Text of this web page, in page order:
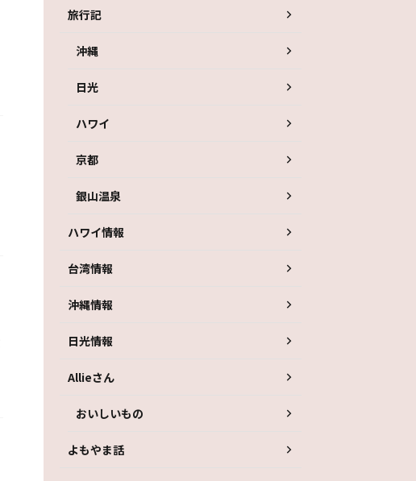
旅行記
沖縄
日光
ハワイ
京都
銀山温泉
ハワイ情報
台湾情報
沖縄情報
日光情報
Allieさん
おいしいもの
よもやま話